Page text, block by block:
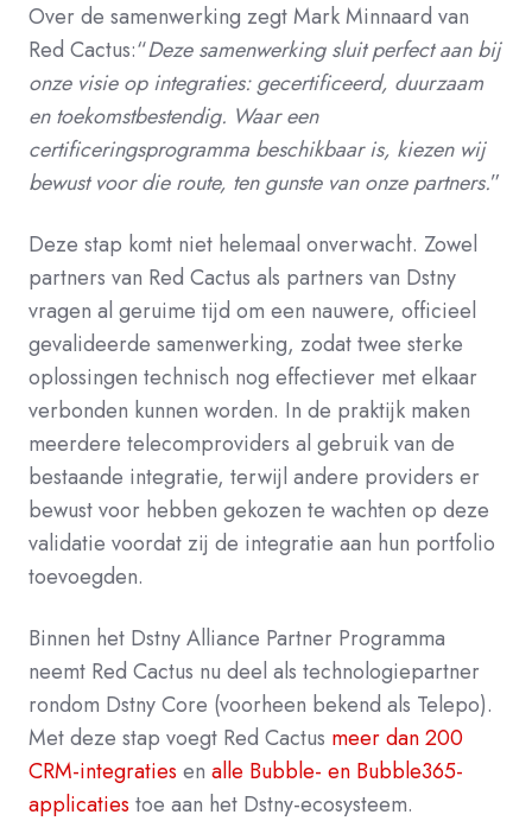
Over de samenwerking zegt Mark Minnaard van
Red Cactus:“Deze samenwerking sluit perfect aan bij
onze visie op integraties: gecertificeerd, duurzaam
en toekomstbestendig. Waar een
certificeringsprogramma beschikbaar is, kiezen wij
bewust voor die route, ten gunste van onze partners.”
Deze stap komt niet helemaal onverwacht. Zowel
partners van Red Cactus als partners van Dstny
vragen al geruime tijd om een nauwere, officieel
gevalideerde samenwerking, zodat twee sterke
oplossingen technisch nog effectiever met elkaar
verbonden kunnen worden. In de praktijk maken
meerdere telecomproviders al gebruik van de
bestaande integratie, terwijl andere providers er
bewust voor hebben gekozen te wachten op deze
validatie voordat zij de integratie aan hun portfolio
toevoegden.
Binnen het Dstny Alliance Partner Programma
neemt Red Cactus nu deel als technologiepartner
rondom Dstny Core (voorheen bekend als Telepo).
Met deze stap voegt Red Cactus meer dan 200
CRM-integraties en alle Bubble- en Bubble365-
applicaties toe aan het Dstny-ecosysteem.